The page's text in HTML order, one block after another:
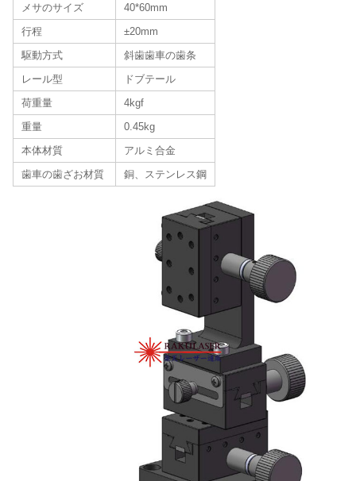
メサのサイズ
40*60mm
行程
±20mm
駆動方式
斜歯歯車の歯条
レール型
ドブテール
荷重量
4kgf
重量
0.45kg
本体材質
アルミ合金
歯車の歯ざお材質
銅、ステンレス鋼